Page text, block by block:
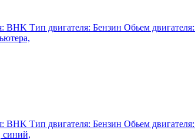
Тип двигателя: Бензин Обьем
Тип двигателя: Бензин Обьем
синий,